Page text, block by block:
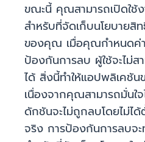
ขณะนี้ คุณสามารถเปิดใช้
สำหรับที่จัดเก็บนโยบายสิ
ของคุณ เมื่อคุณกำหนดค่
ป้องกันการลบ ผู้ใช้จะไม่
ได้ สิ่งนี้ทำให้แอปพลิเคชั
เนื่องจากคุณสามารถมั่นใ
ดักชันจะไม่ถูกลบโดยไม่ได้
จริง การป้องกันการลบจะ